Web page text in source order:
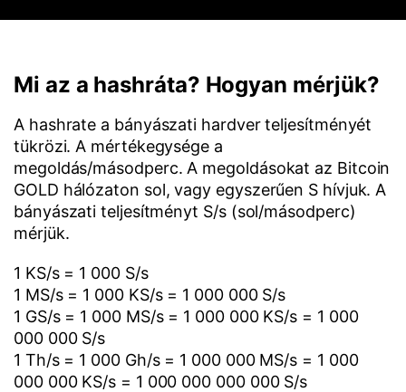
Mi az a hashráta? Hogyan mérjük?
A hashrate a bányászati hardver teljesítményét
tükrözi. A mértékegysége a
megoldás/másodperc. A megoldásokat az Bitcoin
GOLD hálózaton sol, vagy egyszerűen S hívjuk. A
bányászati teljesítményt S/s (sol/másodperc)
mérjük.
1 KS/s = 1 000 S/s
1 MS/s = 1 000 KS/s = 1 000 000 S/s
1 GS/s = 1 000 MS/s = 1 000 000 KS/s = 1 000
000 000 S/s
1 Th/s = 1 000 Gh/s = 1 000 000 MS/s = 1 000
000 000 KS/s = 1 000 000 000 000 S/s